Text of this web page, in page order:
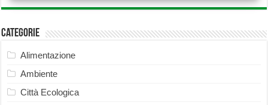
Categorie
Alimentazione
Ambiente
Città Ecologica